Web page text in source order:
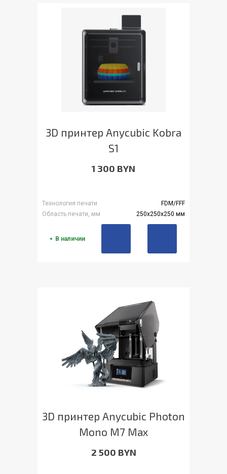
3D принтер Anycubic Kobra
S1
1 300 BYN
Технология печати
FDM/FFF
Область печати, мм
250x250x250 мм
В наличии
3D принтер Anycubic Photon
Mono M7 Max
2 500 BYN